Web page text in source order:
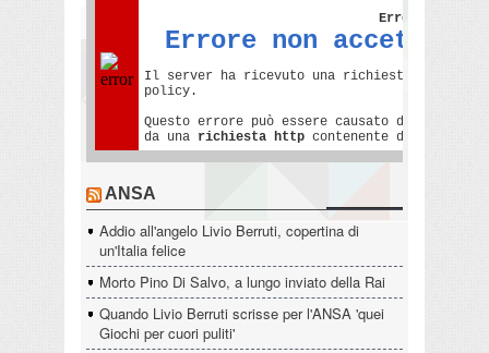
ANSA
Addio all'angelo Livio Berruti, copertina di
un'Italia felice
Morto Pino Di Salvo, a lungo inviato della Rai
Quando Livio Berruti scrisse per l'ANSA 'quei
Giochi per cuori puliti'